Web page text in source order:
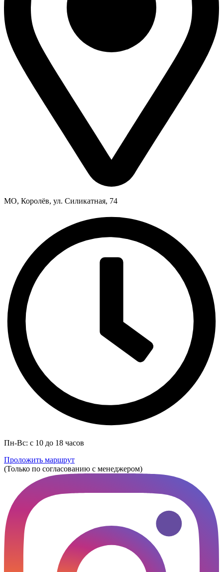
МО, Королёв, ул. Силикатная, 74
Пн-Вс: с 10 до 18 часов
Проложить маршрут
(Только по согласованию с менеджером)